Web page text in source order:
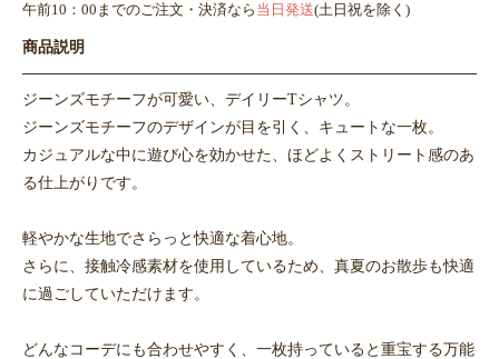
午前10：00までのご注文・決済なら 当日発送(土日祝を除く)
商品説明
ジーンズモチーフが可愛い、デイリーTシャツ。
ジーンズモチーフのデザインが目を引く、キュートな一枚。
カジュアルな中に遊び心を効かせた、ほどよくストリート感のあ
る仕上がりです。
軽やかな生地でさらっと快適な着心地。
さらに、接触冷感素材を使用しているため、真夏のお散歩も快適
に過ごしていただけます。
どんなコーデにも合わせやすく、一枚持っていると重宝する万能